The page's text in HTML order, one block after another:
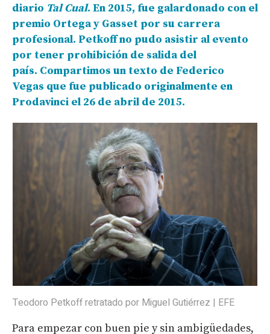
diario Tal Cual. En 2015, fue galardonado con el
premio Ortega y Gasset por su carrera
profesional. Petkoff no pudo asistir al evento
por tener prohibición de salida del
país. Compartimos un texto de Federico
Vegas que fue publicado originalmente en
Prodavinci el 26 de abril de 2015.
Teodoro Petkoff retratado por Miguel Gutiérrez | EFE
Para empezar con buen pie y sin ambigüedades,